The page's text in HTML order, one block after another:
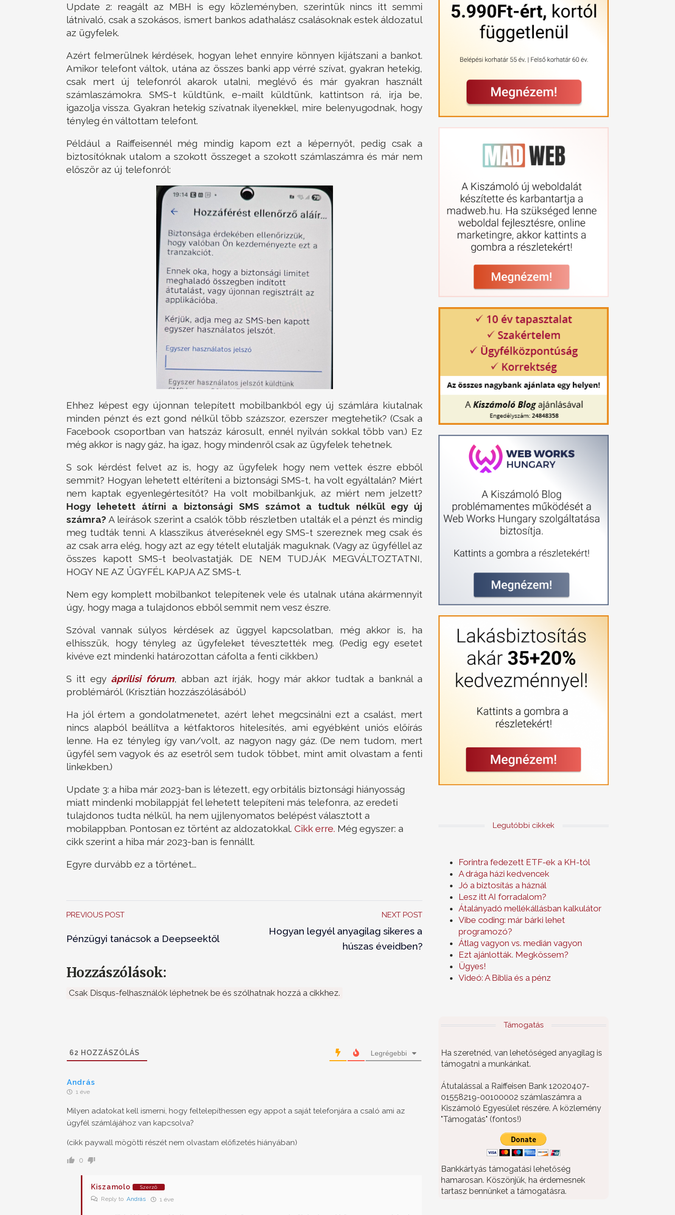
Update 2: reagált az MBH is egy közleményben, szerintük nincs itt semmi
látnivaló, csak a szokásos, ismert bankos adathalász csalásoknak estek áldozatul
az ügyfelek.
Azért felmerülnek kérdések, hogyan lehet ennyire könnyen kijátszani a bankot.
Amikor telefont váltok, utána az összes banki app vérré szívat, gyakran hetekig,
csak mert új telefonról akarok utalni, meglévő és már gyakran használt
számlaszámokra. SMS-t küldtünk, e-mailt küldtünk, kattintson rá, irja be,
igazolja vissza. Gyakran hetekig szívatnak ilyenekkel, mire belenyugodnak, hogy
tényleg én váltottam telefont.
Például a Raiffeisennél még mindig kapom ezt a képernyőt, pedig csak a
biztosítóknak utalom a szokott összeget a szokott számlaszámra és már nem
először az új telefonról:
Ehhez képest egy újonnan telepített mobilbankból egy új számlára kiutalnak
minden pénzt és ezt gond nélkül több százszor, ezerszer megtehetik? (Csak a
Facebook csoportban van hatszáz károsult, ennél nyilván sokkal több van.) Ez
még akkor is nagy gáz, ha igaz, hogy mindenről csak az ügyfelek tehetnek.
S sok kérdést felvet az is, hogy az ügyfelek hogy nem vettek észre ebből
semmit? Hogyan lehetett eltéríteni a biztonsági SMS-t, ha volt egyáltalán? Miért
nem kaptak egyenlegértesítőt? Ha volt mobilbankjuk, az miért nem jelzett?
Hogy lehetett átírni a biztonsági SMS számot a tudtuk nélkül egy új
számra? A leírások szerint a csalók több részletben utalták el a pénzt és mindig
meg tudták tenni. A klasszikus átveréseknél egy SMS-t szereznek meg csak és
az csak arra elég, hogy azt az egy tételt elutalják maguknak. (Vagy az ügyféllel az
összes kapott SMS-t beolvastatják. DE NEM TUDJÁK MEGVÁLTOZTATNI,
HOGY NE AZ ÜGYFÉL KAPJA AZ SMS-t.
Nem egy komplett mobilbankot telepítenek vele és utalnak utána akármennyit
úgy, hogy maga a tulajdonos ebből semmit nem vesz észre.
Szóval vannak súlyos kérdések az üggyel kapcsolatban, még akkor is, ha
elhisszük, hogy tényleg az ügyfeleket tévesztették meg. (Pedig egy esetet
kivéve ezt mindenki határozottan cáfolta a fenti cikkben.)
S itt egyáprilisi fórum, abban azt írják, hogy már akkor tudtak a banknál a
problémáról. (Krisztián hozzászólásából.)
Ha jól értem a gondolatmenetet, azért lehet megcsinálni ezt a csalást, mert
nincs alapból beállítva a kétfaktoros hitelesítés, ami egyébként uniós előírás
lenne. Ha ez tényleg így van/volt, az nagyon nagy gáz. (De nem tudom, mert
ügyfél sem vagyok és az esetről sem tudok többet, mint amit olvastam a fenti
linkekben.)
Update 3: a hiba már 2023-ban is létezett, egy orbitális biztonsági hiányosság
miatt mindenki mobilappját fel lehetett telepíteni más telefonra, az eredeti
tulajdonos tudta nélkül, ha nem ujjlenyomatos belépést választott a
mobilappban. Pontosan ez történt az aldozatokkal. Cikk erre. Még egyszer: a
cikk szerint a hiba már 2023-ban is fennállt.
Egyre durvább ez a történet...
PREVIOUS POST
Pénzügyi tanácsok a Deepseektől
NEXT POST
Hogyan legyél anyagilag sikeres a
húszas éveidben?
Hozzászólások:
Csak Disqus-felhasználók léphetnek be és szólhatnak hozzá a cikkhez.
62 HOZZÁSZÓLÁS Legrégebbi
András
1 éve
Milyen adatokat kell ismerni, hogy feltelepíthessen egy appot a saját telefonjára a csaló ami az
ügyfél számlájához van kapcsolva?
(cikk paywall mögötti részét nem olvastam előfizetés hiányában)
0
Kiszamolo Szerző
Reply to András 1 éve
Legutóbbi cikkek
Forintra fedezett ETF-ek a KH-tól
A drága házi kedvencek
Jó a biztosítás a háznál
Lesz itt AI forradalom?
Átalányadó mellékállásban kalkulátor
Vibe coding: már bárki lehet
programozó?
Átlag vagyon vs. medián vagyon
Ezt ajánlották. Megkössem?
Ügyes!
Videó: A Biblia és a pénz
Támogatás
Ha szeretnéd, van lehetőséged anyagilag is
támogatni a munkánkat.
Átutalással a Raiffeisen Bank 12020407-
01558219-00100002 számlaszámra a
Kiszámoló Egyesület részére. A közlemény
"Támogatás" (fontos!)
Bankkártyás támogatási lehetőség
hamarosan. Köszönjük, ha érdemesnek
tartasz bennünket a támogatásra.